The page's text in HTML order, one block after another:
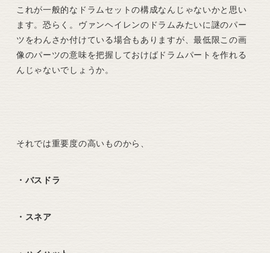
これが一般的なドラムセットの構成なんじゃないかと思い
ます。恐らく。ヴァンヘイレンのドラムみたいに謎のパー
ツをわんさか付けている場合もありますが、最低限この画
像のパーツの意味を把握しておけばドラムパートを作れる
んじゃないでしょうか。
それでは重要度の高いものから、
・バスドラ
・スネア